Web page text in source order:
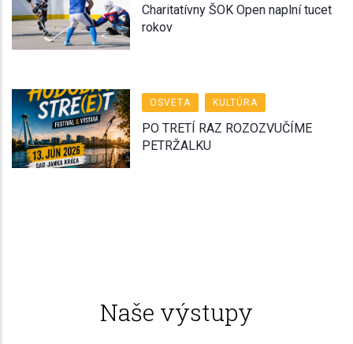
Charitatívny ŠOK Open naplní tucet
rokov
OSVETA KULTÚRA
PO TRETÍ RAZ ROZOZVUČÍME
PETRŽALKU
Naše výstupy